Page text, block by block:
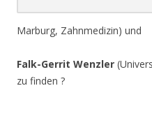
Marburg, Zahnmedizin) und
Falk-Gerrit Wenzler
zu finden ?